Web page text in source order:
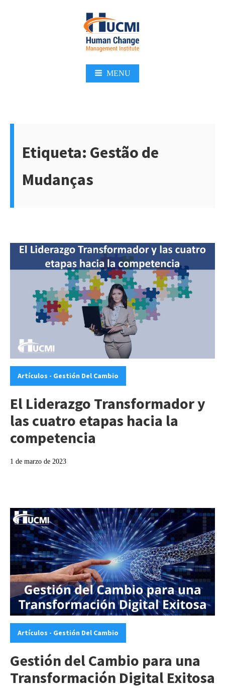
MENU
Etiqueta: Gestão de
Mudanças
Categories:
Artículos - Gestión Del Cambio
El Liderazgo Transformador y
las cuatro etapas hacia la
competencia
1 de marzo de 2023
Categories:
Artículos - Gestión Del Cambio
Gestión del Cambio para una
Transformación Digital Exitosa